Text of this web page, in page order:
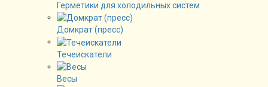
Герметики для холодильных систем
Домкрат (пресс)
Течеискатели
Весы